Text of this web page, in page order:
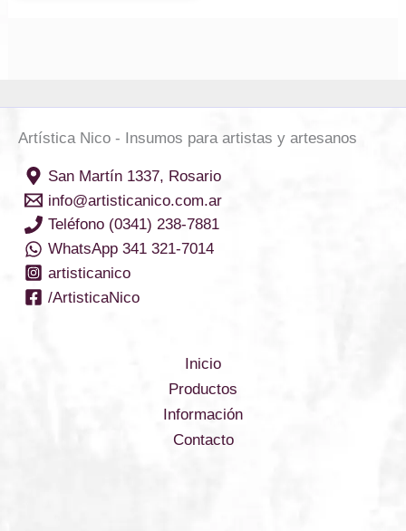
Artística Nico - Insumos para artistas y artesanos
San Martín 1337, Rosario
info@artisticanico.com.ar
Teléfono (0341) 238-7881
WhatsApp 341 321-7014
artisticanico
/ArtisticaNico
Inicio
Productos
Información
Contacto